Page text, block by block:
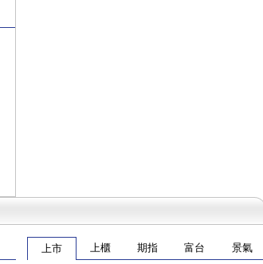
上市 上櫃 期指 富台 景氣